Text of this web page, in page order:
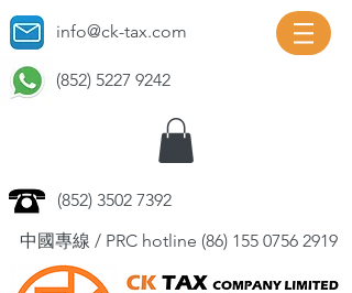
info@ck-tax.com
(852) 5227 9242
(852) 3502 7392
中國專線 / PRC hotline (86) 155 0756 2919